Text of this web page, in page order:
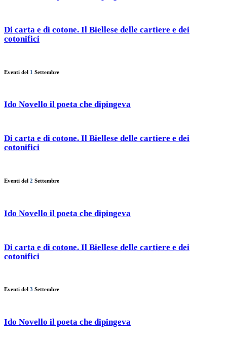
Di carta e di cotone. Il Biellese delle cartiere e dei
cotonifici
Eventi del 1 Settembre
Ido Novello il poeta che dipingeva
Di carta e di cotone. Il Biellese delle cartiere e dei
cotonifici
Eventi del 2 Settembre
Ido Novello il poeta che dipingeva
Di carta e di cotone. Il Biellese delle cartiere e dei
cotonifici
Eventi del 3 Settembre
Ido Novello il poeta che dipingeva